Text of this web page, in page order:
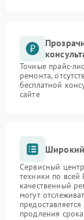
Точные прайс-
ремонта,
бесплатной
сайте
Широкий
Сервисный
техники по всей
качественный
могут
продления